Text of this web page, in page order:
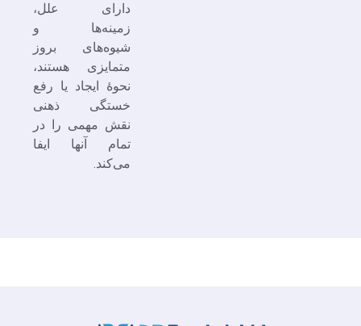
دارای علل،
زمینه‌ها و
شیوه‌های بروز
متمایزی هستند،
نحوۀ ایجاد یا رفع
خستگی ذهنی
نقش مهمی را در
تمام آنها ایفا
می‌کند.